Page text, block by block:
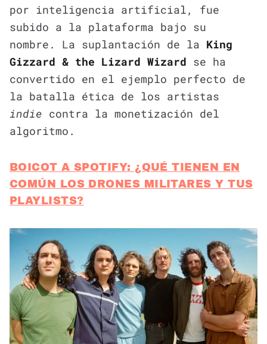
por inteligencia artificial, fue
subido a la plataforma bajo su
nombre. La suplantación de la King
Gizzard & the Lizard Wizard se ha
convertido en el ejemplo perfecto de
la batalla ética de los artistas
indie contra la monetización del
algoritmo.
BOICOT A SPOTIFY: ¿QUÉ TIENEN EN
COMÚN LOS DRONES MILITARES Y TUS
PLAYLISTS?